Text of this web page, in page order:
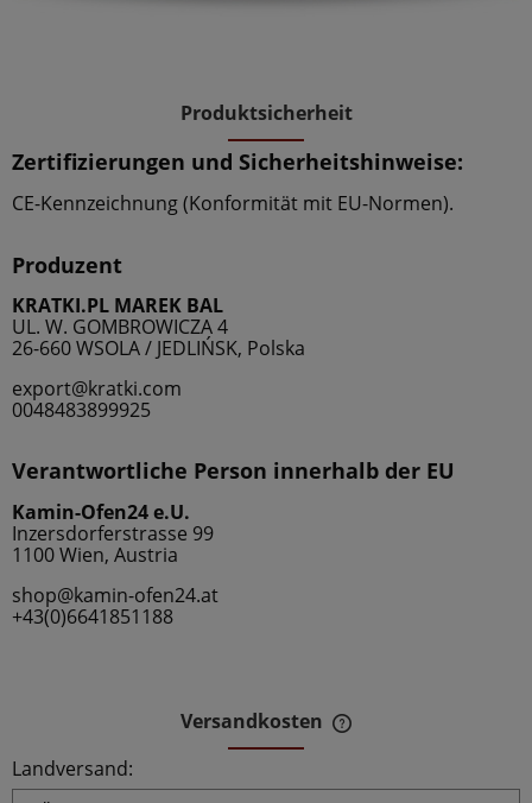
Produktsicherheit
Zertifizierungen und Sicherheitshinweise:
CE-Kennzeichnung (Konformität mit EU-Normen).
Produzent
KRATKI.PL MAREK BAL
UL. W. GOMBROWICZA 4
26-660 WSOLA / JEDLIŃSK, Polska
export@kratki.com
0048483899925
Verantwortliche Person innerhalb der EU
Kamin-Ofen24 e.U.
Inzersdorferstrasse 99
1100 Wien, Austria
shop@kamin-ofen24.at
+43(0)6641851188
Versandkosten
Landversand: